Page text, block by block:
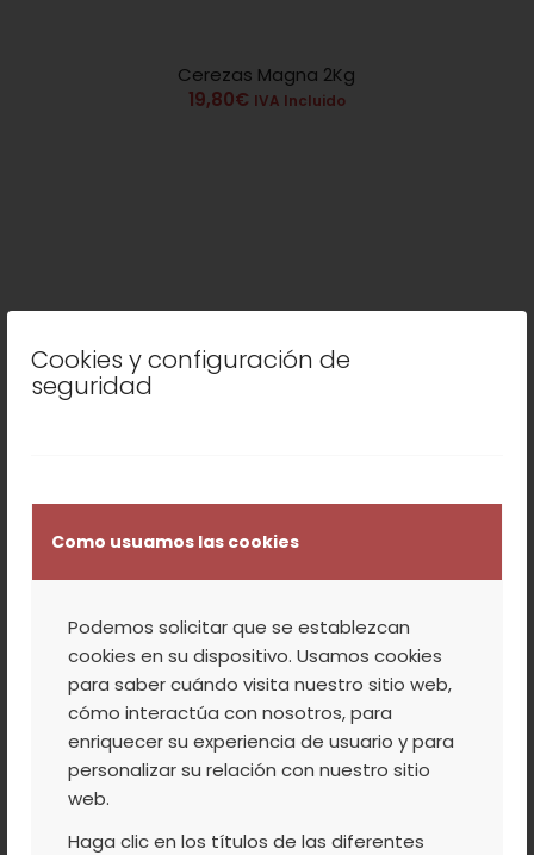
Cookies y configuración de
seguridad
Como usuamos las cookies
Podemos solicitar que se establezcan
cookies en su dispositivo. Usamos cookies
para saber cuándo visita nuestro sitio web,
cómo interactúa con nosotros, para
enriquecer su experiencia de usuario y para
personalizar su relación con nuestro sitio
web.
Haga clic en los títulos de las diferentes
4.71
Cerezas Magna 2Kg
19,80€ IVA Incluido